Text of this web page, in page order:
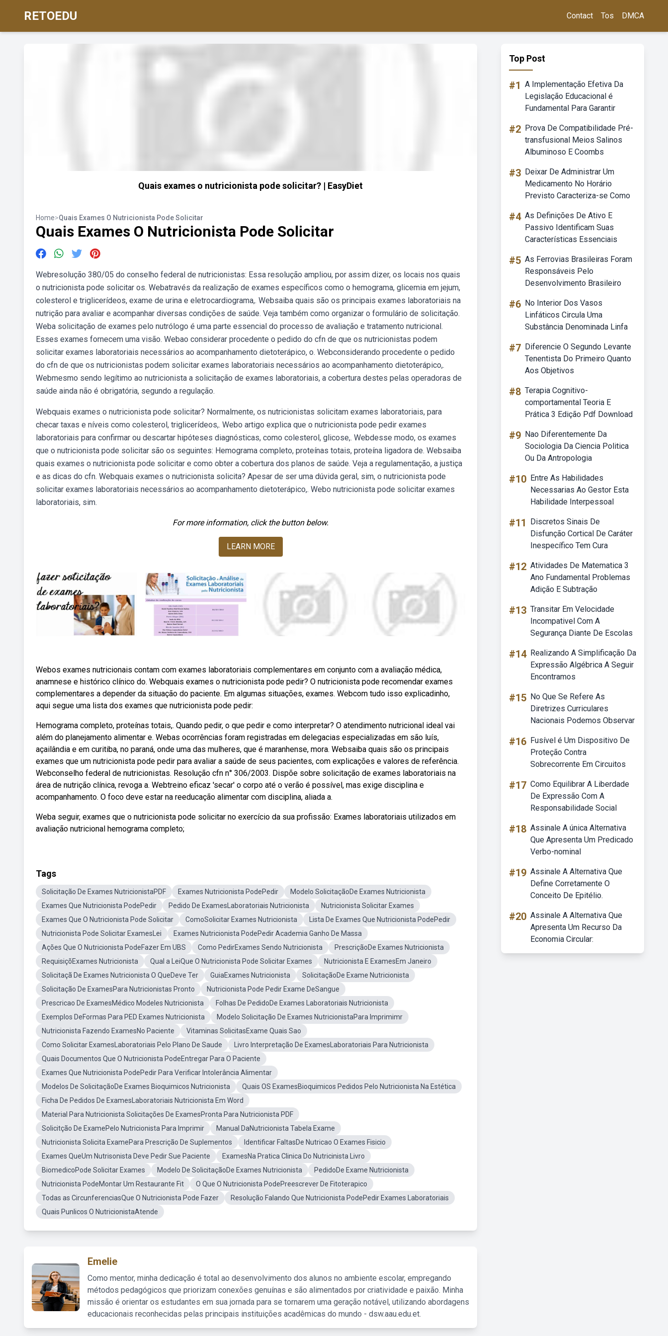
RETOEDU Contact Tos DMCA
Quais exames o nutricionista pode solicitar? | EasyDiet
Home>Quais Exames O Nutricionista Pode Solicitar
Quais Exames O Nutricionista Pode Solicitar
Webresolução 380/05 do conselho federal de nutricionistas: Essa resolução ampliou, por assim dizer, os locais nos quais
o nutricionista pode solicitar os. Webatravés da realização de exames específicos como o hemograma, glicemia em jejum,
colesterol e triglicerídeos, exame de urina e eletrocardiograma,. Websaiba quais são os principais exames laboratoriais na
nutrição para avaliar e acompanhar diversas condições de saúde. Veja também como organizar o formulário de solicitação.
Weba solicitação de exames pelo nutrólogo é uma parte essencial do processo de avaliação e tratamento nutricional.
Esses exames fornecem uma visão. Webao considerar procedente o pedido do cfn de que os nutricionistas podem
solicitar exames laboratoriais necessários ao acompanhamento dietoterápico, o. Webconsiderando procedente o pedido
do cfn de que os nutricionistas podem solicitar exames laboratoriais necessários ao acompanhamento dietoterápico,.
Webmesmo sendo legítimo ao nutricionista a solicitação de exames laboratoriais, a cobertura destes pelas operadoras de
saúde ainda não é obrigatória, segundo a regulação.
Webquais exames o nutricionista pode solicitar? Normalmente, os nutricionistas solicitam exames laboratoriais, para
checar taxas e níveis como colesterol, triglicerídeos,. Webo artigo explica que o nutricionista pode pedir exames
laboratoriais para confirmar ou descartar hipóteses diagnósticas, como colesterol, glicose,. Webdesse modo, os exames
que o nutricionista pode solicitar são os seguintes: Hemograma completo, proteínas totais, proteína ligadora de. Websaiba
quais exames o nutricionista pode solicitar e como obter a cobertura dos planos de saúde. Veja a regulamentação, a justiça
e as dicas do cfn. Webquais exames o nutricionista solicita? Apesar de ser uma dúvida geral, sim, o nutricionista pode
solicitar exames laboratoriais necessários ao acompanhamento dietoterápico,. Webo nutricionista pode solicitar exames
laboratoriais, sim.
For more information, click the button below.
LEARN MORE
Webos exames nutricionais contam com exames laboratoriais complementares em conjunto com a avaliação médica,
anamnese e histórico clínico do. Webquais exames o nutricionista pode pedir? O nutricionista pode recomendar exames
complementares a depender da situação do paciente. Em algumas situações, exames. Webcom tudo isso explicadinho,
aqui segue uma lista dos exames que nutricionista pode pedir:
Hemograma completo, proteínas totais,. Quando pedir, o que pedir e como interpretar? O atendimento nutricional ideal vai
além do planejamento alimentar e. Webas ocorrências foram registradas em delegacias especializadas em são luís,
açailândia e em curitiba, no paraná, onde uma das mulheres, que é maranhense, mora. Websaiba quais são os principais
exames que um nutricionista pode pedir para avaliar a saúde de seus pacientes, com explicações e valores de referência.
Webconselho federal de nutricionistas. Resolução cfn n° 306/2003. Dispõe sobre solicitação de exames laboratoriais na
área de nutrição clínica, revoga a. Webtreino eficaz 'secar' o corpo até o verão é possível, mas exige disciplina e
acompanhamento. O foco deve estar na reeducação alimentar com disciplina, aliada a.
Weba seguir, exames que o nutricionista pode solicitar no exercício da sua profissão: Exames laboratoriais utilizados em
avaliação nutricional hemograma completo;
Tags
Solicitação De Exames NutricionistaPDF Exames Nutricionista PodePedir
Modelo SolicitaçãoDe Exames Nutricionista
Exames Que Nutricionista PodePedir
Pedido De ExamesLaboratoriais Nutricionista
Nutricionista Solicitar Exames
Exames Que O Nutricionista Pode Solicitar
ComoSolicitar Exames Nutricionista
Lista De Exames Que Nutricionista PodePedir
Nutricionista Pode Solicitar ExamesLei
Exames Nutricionista PodePedir Academia Ganho De Massa
Ações Que O Nutricionista PodeFazer Em UBS
Como PedirExames Sendo Nutricionista
PrescriçãoDe Exames Nutricionista
RequisiçõExames Nutricionista
Qual a LeiQue O Nutricionista Pode Solicitar Exames
Nutricionista E ExamesEm Janeiro
Solicitaçã De Exames Nutricionista O QueDeve Ter
GuiaExames Nutricionista
SolicitaçãoDe Exame Nutricionista
Solicitação De ExamesPara Nutricionistas Pronto
Nutricionista Pode Pedir Exame DeSangue
Prescricao De ExamesMédico Modeles Nutricionista
Folhas De PedidoDe Exames Laboratoriais Nutricionista
Exemplos DeFormas Para PED Exames Nutricionista
Modelo Solicitação De Exames NutricionistaPara Imprimimr
Nutricionista Fazendo ExamesNo Paciente
Vitaminas SolicitasExame Quais Sao
Como Solicitar ExamesLaboratoriais Pelo Plano De Saude
Livro Interpretação De ExamesLaboratoriais Para Nutricionista
Quais Documentos Que O Nutricionista PodeEntregar Para O Paciente
Exames Que Nutricionista PodePedir Para Verificar Intolerância Alimentar
Modelos De SolicitaçãoDe Exames Bioquimicos Nutricionista
Quais OS ExamesBioquimicos Pedidos Pelo Nutricionista Na Estética
Ficha De Pedidos De ExamesLaboratoriais Nutricionista Em Word
Material Para Nutricionista Solicitações De ExamesPronta Para Nutricionista PDF
Solicitção De ExamePelo Nutricionista Para Imprimir
Manual DaNutricionista Tabela Exame
Nutricionista Solicita ExamePara Prescrição De Suplementos
Identificar FaltasDe Nutricao O Exames Fisicio
Exames QueUm Nutrisonista Deve Pedir Sue Paciente
ExamesNa Pratica Clinica Do Nutricinista Livro
BiomedicoPode Solicitar Exames
Modelo De SolicitaçãoDe Exames Nutricionista
PedidoDe Exame Nutricionista
Nutricionista PodeMontar Um Restaurante Fit
O Que O Nutricionista PodePreescrever De Fitoterapico
Todas as CircunferenciasQue O Nutricionista Pode Fazer
Resolução Falando Que Nutricionista PodePedir Exames Laboratoriais
Quais Punlicos O NutricionistaAtende
Emelie
Como mentor, minha dedicação é total ao desenvolvimento dos alunos no ambiente escolar, empregando
métodos pedagógicos que priorizam conexões genuínas e são alimentados por criatividade e paixão. Minha
missão é orientar os estudantes em sua jornada para se tornarem uma geração notável, utilizando abordagens
educacionais reconhecidas pelas principais instituições acadêmicas do mundo - dsw.aau.edu.et.
Top Post
#1 A Implementação Efetiva Da
Legislação Educacional é
Fundamental Para Garantir
#2 Prova De Compatibilidade Pré-
transfusional Meios Salinos
Albuminoso E Coombs
#3 Deixar De Administrar Um
Medicamento No Horário
Previsto Caracteriza-se Como
#4 As Definições De Ativo E
Passivo Identificam Suas
Características Essenciais
#5 As Ferrovias Brasileiras Foram
Responsáveis Pelo
Desenvolvimento Brasileiro
#6 No Interior Dos Vasos
Linfáticos Circula Uma
Substância Denominada Linfa
#7 Diferencie O Segundo Levante
Tenentista Do Primeiro Quanto
Aos Objetivos
#8 Terapia Cognitivo-
comportamental Teoria E
Prática 3 Edição Pdf Download
#9 Nao Diferentemente Da
Sociologia Da Ciencia Politica
Ou Da Antropologia
#10 Entre As Habilidades
Necessarias Ao Gestor Esta
Habilidade Interpessoal
#11
Discretos Sinais De
Disfunção Cortical De Caráter
Inespecífico Tem Cura
#12 Atividades De Matematica 3
Ano Fundamental Problemas
Adição E Subtração
#13 Transitar Em Velocidade
Incompativel Com A
Segurança Diante De Escolas
#14 Realizando A Simplificação Da
Expressão Algébrica A Seguir
Encontramos
#15 No Que Se Refere As
Diretrizes Curriculares
Nacionais Podemos Observar
#16 Fusível é Um Dispositivo De
Proteção Contra
Sobrecorrente Em Circuitos
#17 Como Equilibrar A Liberdade
De Expressão Com A
Responsabilidade Social
#18 Assinale A única Alternativa
Que Apresenta Um Predicado
Verbo-nominal
#19 Assinale A Alternativa Que
Define Corretamente O
Conceito De Epitélio.
#20 Assinale A Alternativa Que
Apresenta Um Recurso Da
Economia Circular: